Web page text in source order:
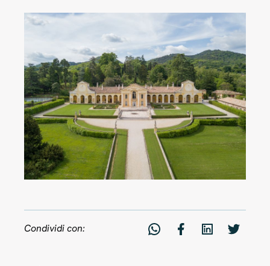
Condividi con: